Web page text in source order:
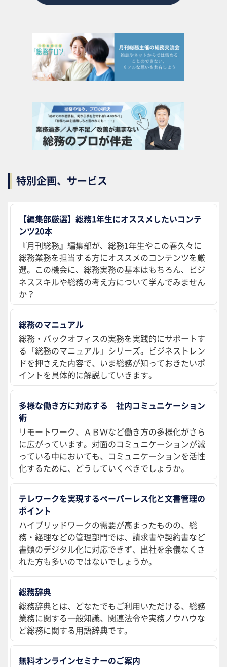
特別企画、サービス
【編集部厳選】総務1年生にオススメしたいコンテ
ンツ20本
『月刊総務』編集部が、総務1年生やこの春久々に
総務業務を担当する方にオススメのコンテンツを厳
選。この機会に、総務実務の基本はもちろん、ビジ
ネススキルや総務の考え方について学んでみません
か？
総務のマニュアル
総務・バックオフィスの実務を実践的にサポートす
る「総務のマニュアル」シリーズ。ビジネストレン
ドを押さえた内容で、いま総務が知っておきたいポ
イントを具体的に解説していきます。
多様な働き方に対応する 社内コミュニケーション
術
リモートワーク、ＡＢＷなど働き方の多様化がさら
に広がっています。対面のコミュニケーションが減
っている中においても、コミュニケーションを活性
化するために、どうしていくべきでしょうか。
テレワークを実現するペーパーレス化と文書管理の
ポイント
ハイブリッドワークの需要が高まったものの、総
務・経理などの管理部門では、請求書や契約書など
書類のデジタル化に対応できず、出社を余儀なくさ
れた方も多いのではないでしょうか。
総務辞典
総務辞典とは、どなたでもご利用いただける、総務
業務に関する一般知識、関連法令や実務ノウハウな
ど総務に関する用語辞典です。
無料オンラインセミナーのご案内